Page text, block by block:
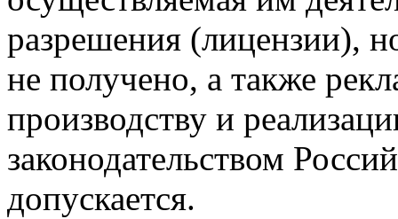
разрешения (лицензии),
не получено, а также
производству и
законодательством
допускается.